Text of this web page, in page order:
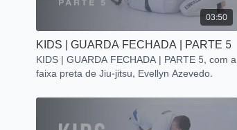
03:50
KIDS | GUARDA FECHADA | PARTE 5
KIDS | GUARDA FECHADA | PARTE 5, com a
faixa preta de Jiu-jitsu, Evellyn Azevedo.